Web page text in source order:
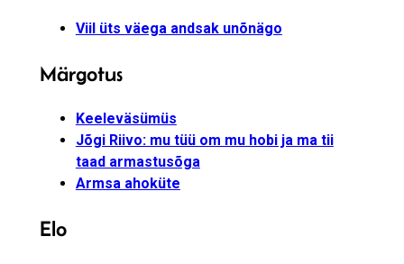
Viil üts väega andsak unõnägo
Märgotus
Keeleväsümüs
Jõgi Riivo: mu tüü om mu hobi ja ma tii
taad armastusõga
Armsa ahoküte
Elo